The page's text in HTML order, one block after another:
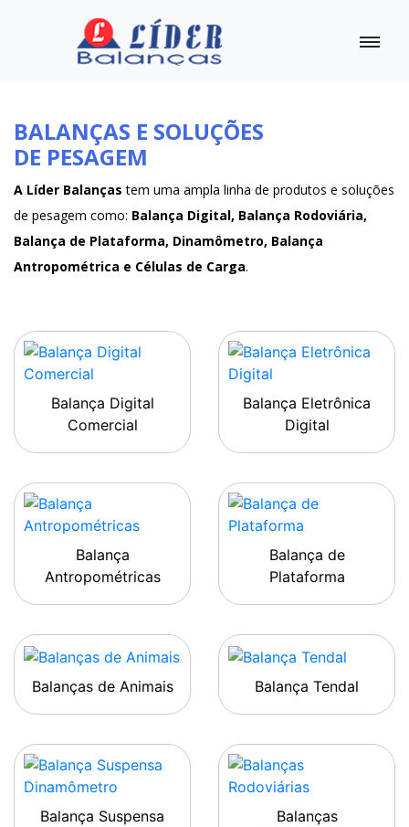
BALANÇAS E SOLUÇÕES
DE PESAGEM
A Líder Balanças tem uma ampla linha de produtos e soluções
de pesagem como: Balança Digital, Balança Rodoviária,
Balança de Plataforma, Dinamômetro, Balança
Antropométrica e Células de Carga.
Balança Digital
Comercial
Balança Eletrônica
Digital
Balança
Antropométricas
Balança de
Plataforma
Balanças de Animais Balança Tendal
Balança Suspensa
Balanças